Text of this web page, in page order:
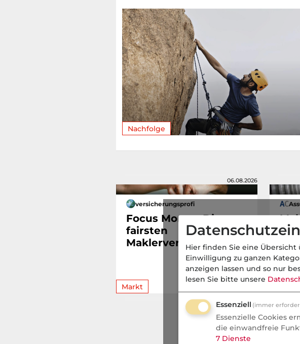
Nachfolge
06.08.2026
versicherungsprofi
Focus Money: Die
fairsten
Maklerversicherer
Markt
Hier finden Sie eine
Einwilligung zu ganzen
anzeigen lassen und so nur
lesen Sie bitte unsere
Essenziell (immer
Essenzielle Cookies
die einwandfreie
7 Dienste